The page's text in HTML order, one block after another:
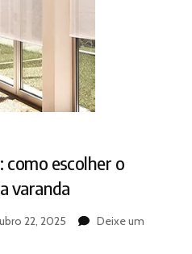
como escolher o
varanda
22, 2025
Deixe um